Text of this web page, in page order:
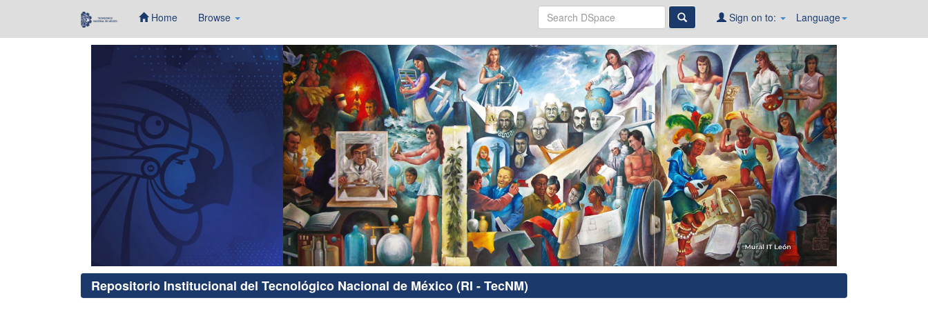
Home Browse Language
Sign on to:
Repositorio Institucional del Tecnológico Nacional de México (RI - TecNM)